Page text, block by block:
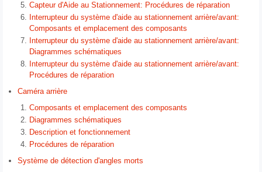
Capteur d'Aide au Stationnement: Procédures de réparation
Interrupteur du système d'aide au stationnement arrière/avant:
Composants et emplacement des composants
Interrupteur du système d'aide au stationnement arrière/avant:
Diagrammes schématiques
Interrupteur du système d'aide au stationnement arrière/avant:
Procédures de réparation
Caméra arrière
Composants et emplacement des composants
Diagrammes schématiques
Description et fonctionnement
Procédures de réparation
Système de détection d'angles morts